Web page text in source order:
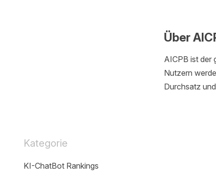
Über
AICPB ist der
Nutzern
Durchsatz
Kategorie
KI-ChatBot Rankings